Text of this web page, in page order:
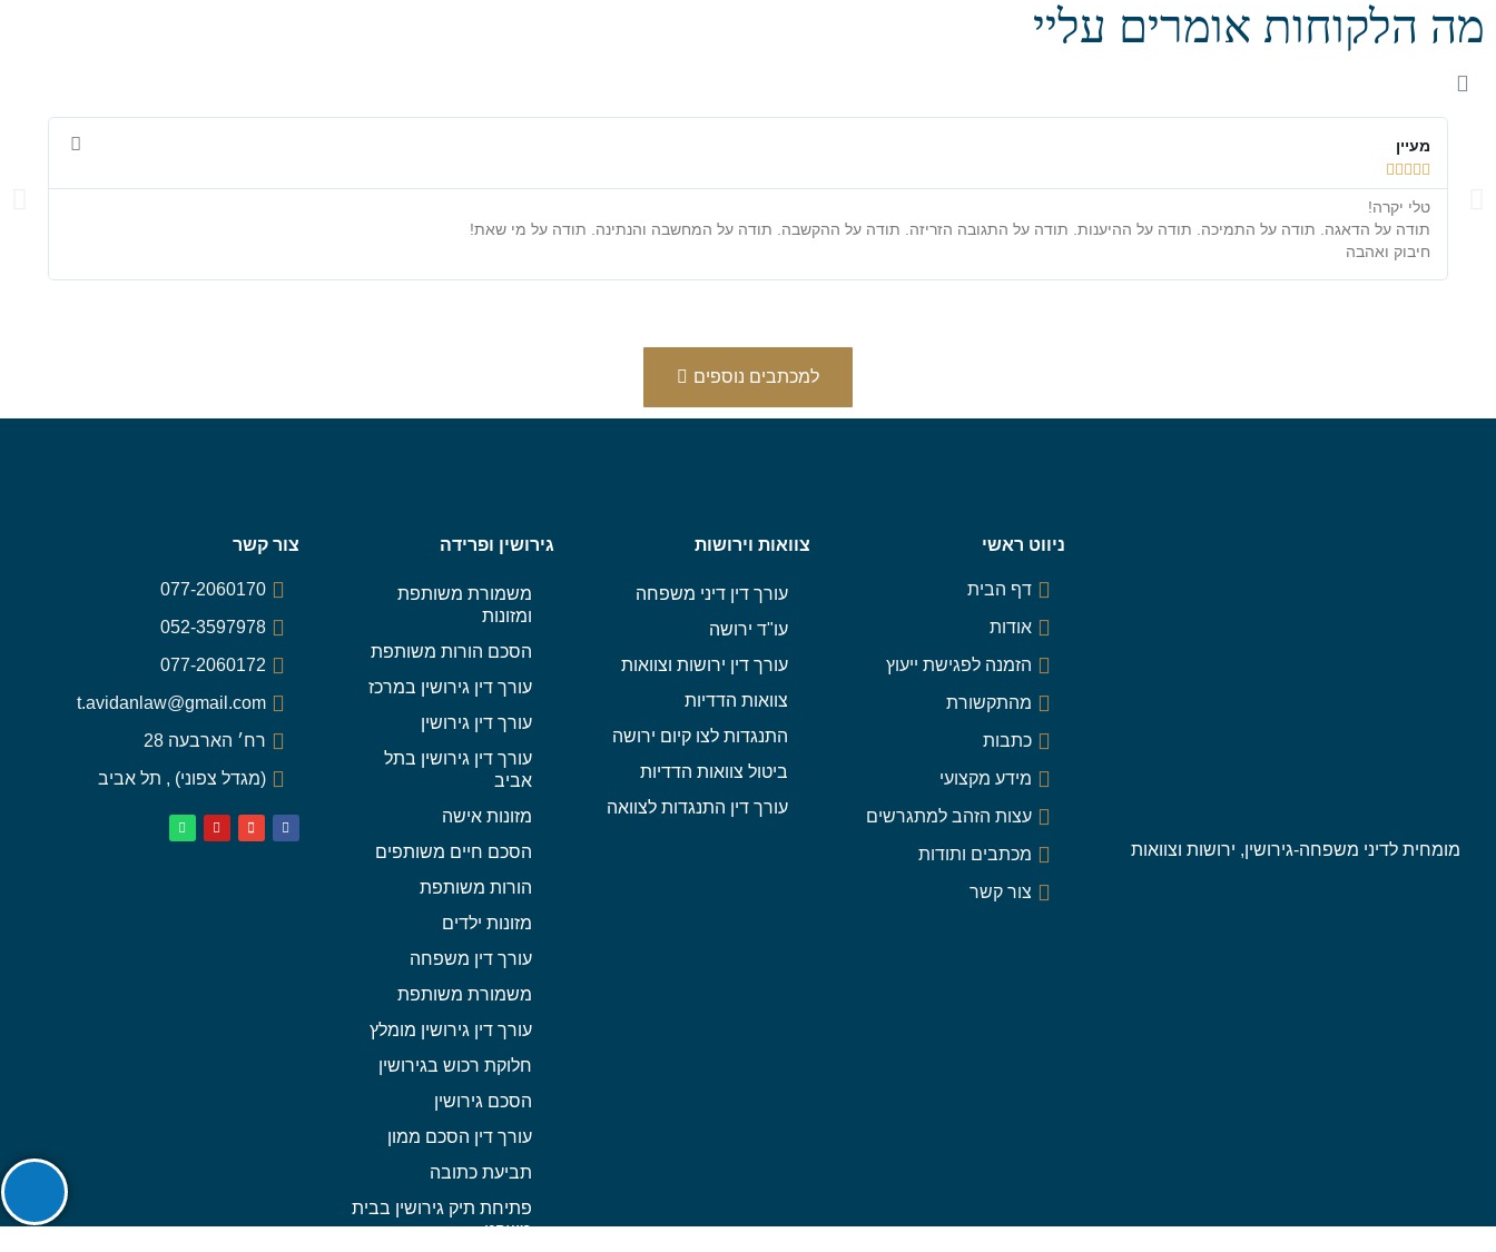
מה הלקוחות אומרים עליי
מעיין





טלי יקרה!
תודה על הדאגה. תודה על התמיכה. תודה על ההיענות. תודה על התגובה הזריזה. תודה על ההקשבה. תודה על המחשבה והנתינה. תודה על מי שאת!
חיבוק ואהבה
למכתבים נוספים
מומחית לדיני משפחה-גירושין, ירושות וצוואות
ניווט ראשי
דף הבית
אודות
הזמנה לפגישת ייעוץ
מהתקשורת
כתבות
מידע מקצועי
עצות הזהב למתגרשים
מכתבים ותודות
צור קשר
צוואות וירושות
עורך דין דיני משפחה
עו"ד ירושה
עורך דין ירושות וצוואות
צוואות הדדיות
התנגדות לצו קיום ירושה
ביטול צוואות הדדיות
עורך דין התנגדות לצוואה
גירושין ופרידה
משמורת משותפת
ומזונות
הסכם הורות משותפת
עורך דין גירושין במרכז
עורך דין גירושין
עורך דין גירושין בתל
אביב
מזונות אישה
הסכם חיים משותפים
הורות משותפת
מזונות ילדים
עורך דין משפחה
משמורת משותפת
עורך דין גירושין מומלץ
חלוקת רכוש בגירושין
הסכם גירושין
עורך דין הסכם ממון
תביעת כתובה
פתיחת תיק גירושין בבית
משפט
צור קשר
077-2060170
052-3597978
077-2060172
t.avidanlaw@gmail.com
רח׳ הארבעה 28
(מגדל צפוני) , תל אביב